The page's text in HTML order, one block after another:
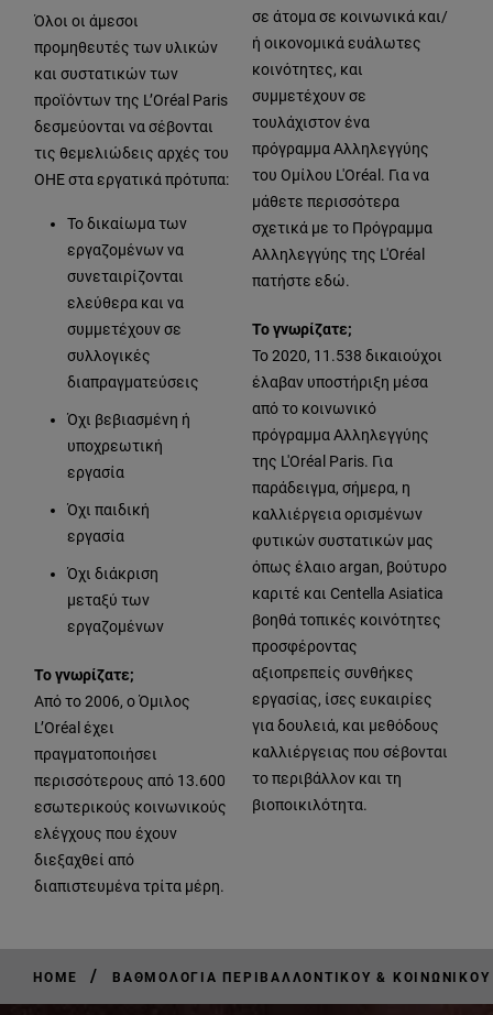
Όλοι οι άμεσοι
προμηθευτές των υλικών
και συστατικών των
προϊόντων της L’Oréal Paris
δεσμεύονται να σέβονται
τις θεμελιώδεις αρχές του
ΟΗΕ στα εργατικά πρότυπα:
Το δικαίωμα των
εργαζομένων να
συνεταιρίζονται
ελεύθερα και να
συμμετέχουν σε
συλλογικές
διαπραγματεύσεις
Όχι βεβιασμένη ή
υποχρεωτική
εργασία
Όχι παιδική
εργασία
Όχι διάκριση
μεταξύ των
εργαζομένων
Το γνωρίζατε;
Από το 2006, ο Όμιλος
L’Oréal έχει
πραγματοποιήσει
περισσότερους από 13.600
εσωτερικούς κοινωνικούς
ελέγχους που έχουν
διεξαχθεί από
διαπιστευμένα τρίτα μέρη.
σε άτομα σε κοινωνικά και/
ή οικονομικά ευάλωτες
κοινότητες, και
συμμετέχουν σε
τουλάχιστον ένα
πρόγραμμα Αλληλεγγύης
του Ομίλου L'Oréal. Για να
μάθετε περισσότερα
σχετικά με το Πρόγραμμα
Αλληλεγγύης της L'Oréal
πατήστε εδώ.
Το γνωρίζατε;
Το 2020, 11.538 δικαιούχοι
έλαβαν υποστήριξη μέσα
από το κοινωνικό
πρόγραμμα Αλληλεγγύης
της L'Oréal Paris. Για
παράδειγμα, σήμερα, η
καλλιέργεια ορισμένων
φυτικών συστατικών μας
όπως έλαιο argan, βούτυρο
καριτέ και Centella Asiatica
βοηθά τοπικές κοινότητες
προσφέροντας
αξιοπρεπείς συνθήκες
εργασίας, ίσες ευκαιρίες
για δουλειά, και μεθόδους
καλλιέργειας που σέβονται
το περιβάλλον και τη
βιοποικιλότητα.
HOME / ΒΑΘΜΟΛΟΓΊΑ ΠΕΡΙΒΑΛΛΟΝΤΙΚΟΎ &